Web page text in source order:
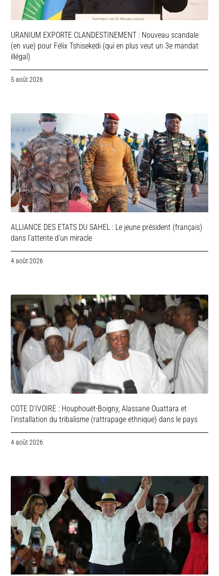
URANIUM EXPORTE CLANDESTINEMENT : Nouveau scandale
(en vue) pour Félix Tshisekedi (qui en plus veut un 3e mandat
illégal)
5 août 2026
ALLIANCE DES ETATS DU SAHEL : Le jeune président (français)
dans l’attente d’un miracle
4 août 2026
COTE D’IVOIRE : Houphouët-Boigny, Alassane Ouattara et
l’installation du tribalisme (rattrapage ethnique) dans le pays
4 août 2026